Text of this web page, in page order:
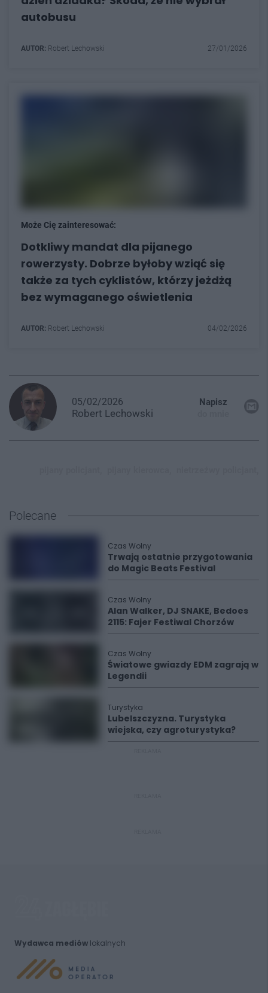
autobusu
AUTOR: Robert Lechowski 27/01/2026
Może Cię zainteresować:
Dotkliwy mandat dla pijanego
rowerzysty. Dobrze byłoby wziąć się
także za tych cyklistów, którzy jeżdżą
bez wymaganego oświetlenia
AUTOR: Robert Lechowski 04/02/2026
05/02/2026
Robert Lechowski
Napisz
Polecane
Czas Wolny
Trwają ostatnie przygotowania
do Magic Beats Festival
Czas Wolny
Alan Walker, DJ SNAKE, Bedoes
2115: Fajer Festiwal Chorzów
Czas Wolny
Światowe gwiazdy EDM zagrają w
Legendii
Turystyka
Lubelszczyzna. Turystyka
wiejska, czy agroturystyka?
Wydawca mediówlokalnych